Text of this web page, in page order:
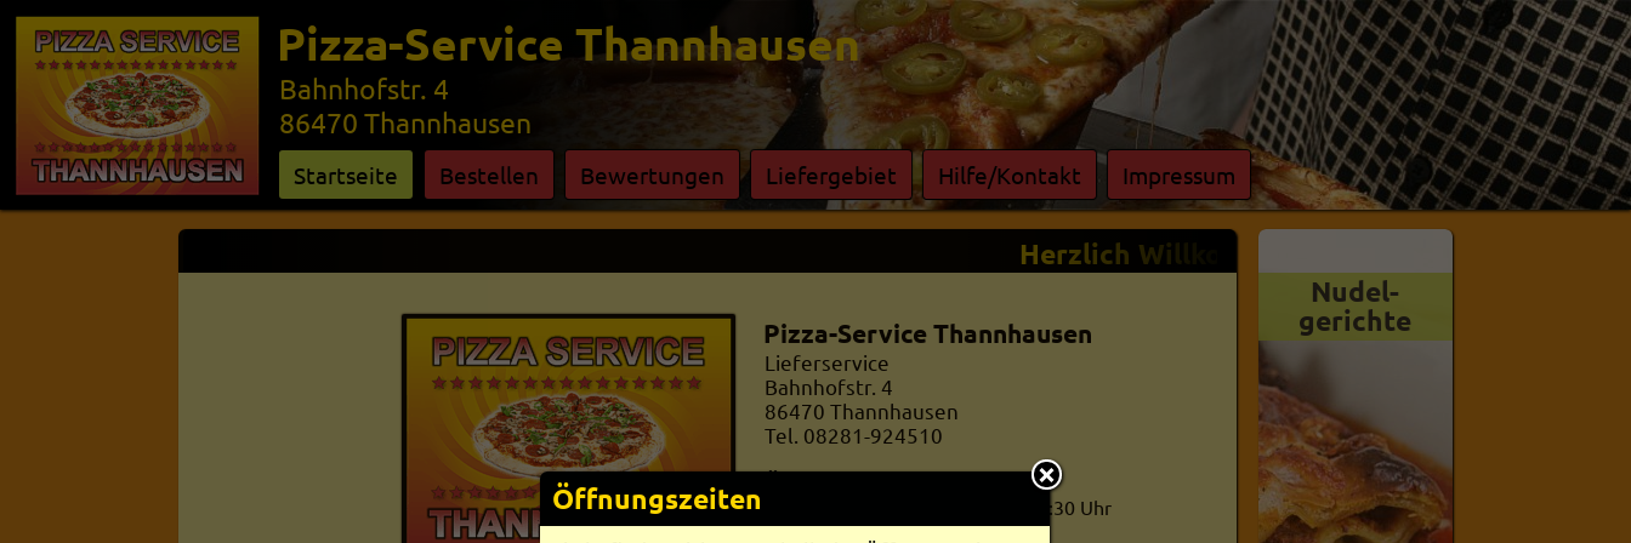
Öffnungszeiten
Pizza-Service Thannhausen
Bahnhofstr. 4
86470 Thannhausen
Startseite Bestellen Bewertungen Liefergebiet Hilfe/Kontakt Impressum
Nudel-
gerichte
Herzlich Willkommen in unserem Onlineshop
Pizza-Service Thannhausen
Lieferservice
Bahnhofstr. 4
86470 Thannhausen
Tel. 08281-924510
22:30 Uhr
Sa:
16:00-22:30 Uhr